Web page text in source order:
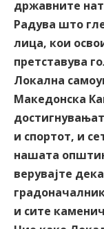
државните
Радува што
лица, кои
претставува
Локална
Македонска
и спортот, и
нашата
верувајте
и сите